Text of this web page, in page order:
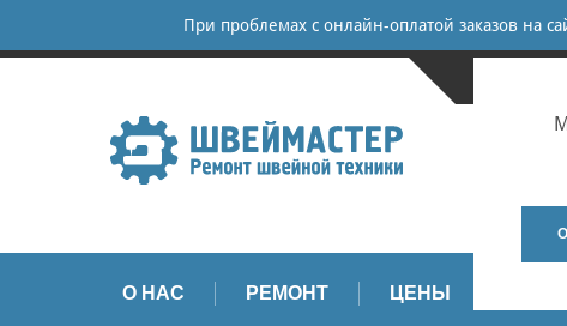
При проблемах с онлайн-оплатой заказов на
+7
+7
О НАС РЕМОНТ ЦЕНЫ